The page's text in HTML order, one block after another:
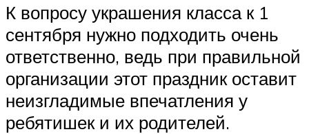
К вопросу украшения класса к 1
сентября нужно подходить очень
ответственно, ведь при правильной
организации этот праздник оставит
неизгладимые впечатления у
ребятишек и их родителей.